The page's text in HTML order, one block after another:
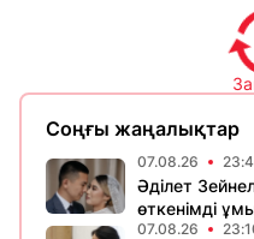
Соңғы жаңалықтар
07.08.26
Әділет
өткенімді
07.08.26